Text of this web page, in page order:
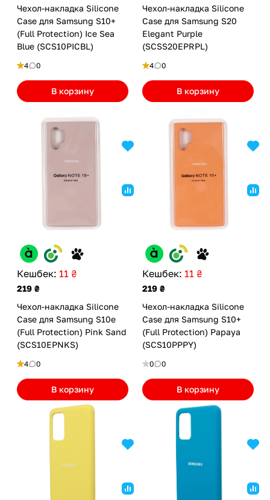
Чехол-накладка Silicone
Case для Samsung S10+
(Full Protection) Ice Sea
Blue (SCS10PICBL)
4 0
В корзину
Чехол-накладка Silicone
Case для Samsung S20
Elegant Purple
(SCSS20EPRPL)
4 0
В корзину
Кешбек: 11 ₴
219 ₴
Чехол-накладка Silicone
Case для Samsung S10e
(Full Protection) Pink Sand
(SCS10EPNKS)
4 0
В корзину
Кешбек: 11 ₴
219 ₴
Чехол-накладка Silicone
Case для Samsung S10+
(Full Protection) Papaya
(SCS10PPPY)
0 0
В корзину